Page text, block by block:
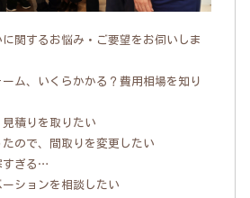
関するお悩み・ご要望をお伺いしま
ム、いくらかかる？費用相場を知り
積りを取りたい
ので、間取りを変更したい
すぎる…
ションを相談したい